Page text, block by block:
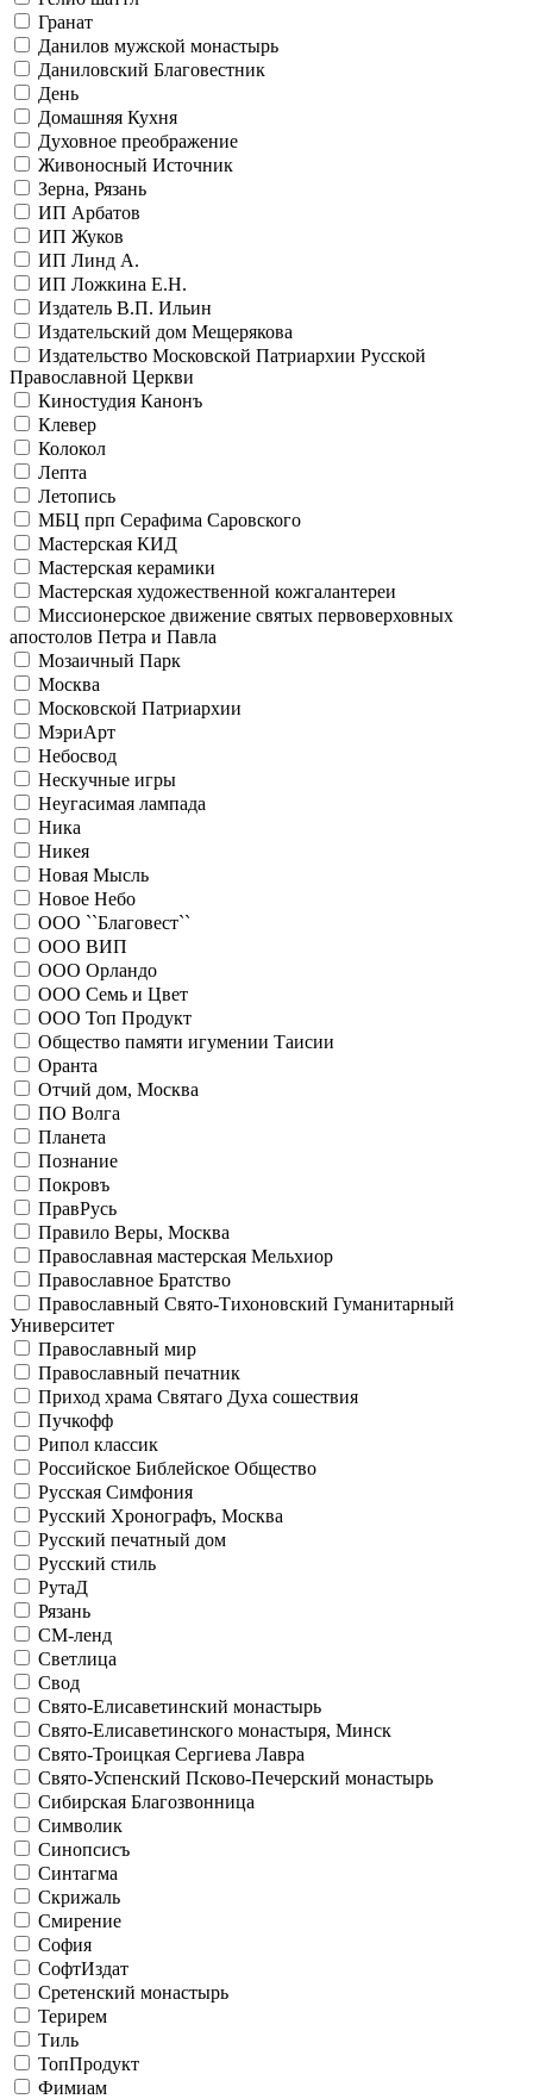
Гранат
Данилов мужской монастырь
Даниловский Благовестник
День
Домашняя Кухня
Духовное преображение
Живоносный Источник
Зерна, Рязань
ИП Арбатов
ИП Жуков
ИП Линд А.
ИП Ложкина Е.Н.
Издатель В.П. Ильин
Издательский дом Мещерякова
Издательство Московской Патриархии Русской
Православной Церкви
Киностудия Канонъ
Клевер
Колокол
Лепта
Летопись
МБЦ прп Серафима Саровского
Мастерская КИД
Мастерская керамики
Мастерская художественной кожгалантереи
Миссионерское движение святых первоверховных
апостолов Петра и Павла
Мозаичный Парк
Москва
Московской Патриархии
МэриАрт
Небосвод
Нескучные игры
Неугасимая лампада
Ника
Никея
Новая Мысль
Новое Небо
ООО ``Благовест``
ООО ВИП
ООО Орландо
ООО Семь и Цвет
ООО Топ Продукт
Общество памяти игумении Таисии
Оранта
Отчий дом, Москва
ПО Волга
Планета
Познание
Покровъ
ПравРусь
Правило Веры, Москва
Православная мастерская Мельхиор
Православное Братство
Православный Свято-Тихоновский Гуманитарный
Университет
Православный мир
Православный печатник
Приход храма Святаго Духа сошествия
Пучкофф
Рипол классик
Российское Библейское Общество
Русская Симфония
Русский Хронографъ, Москва
Русский печатный дом
Русский стиль
РутаД
Рязань
СМ-ленд
Светлица
Свод
Свято-Елисаветинский монастырь
Свято-Елисаветинского монастыря, Минск
Свято-Троицкая Сергиева Лавра
Свято-Успенский Псково-Печерский монастырь
Сибирская Благозвонница
Символик
Синопсисъ
Синтагма
Скрижаль
Смирение
София
СофтИздат
Сретенский монастырь
Терирем
Тиль
ТопПродукт
Фимиам